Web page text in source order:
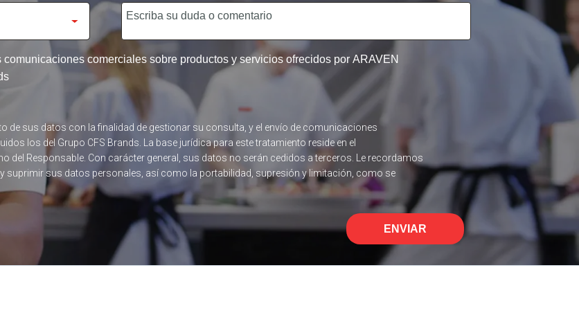
comerciales sobre productos y servicios ofrecidos por ARAVEN
de sus datos con la finalidad de gestionar su consulta, y el envío de comunicaciones
los del Grupo CFS Brands. La base jurídica para este tratamiento reside en el
del Responsable. Con carácter general, sus datos no serán cedidos a terceros. Le recordamos
suprimir sus datos personales, así como la portabilidad, supresión y limitación, como se
ENVIAR